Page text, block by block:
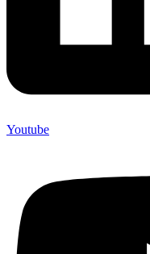
Youtube